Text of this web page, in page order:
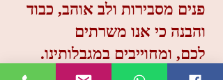
פנים מסבירות ולב אוהב, כבוד
והבנה כי אנו משרתים
.לכם, ומחוייבים במגבלותינו
לתת את מה שאפשר לציבור